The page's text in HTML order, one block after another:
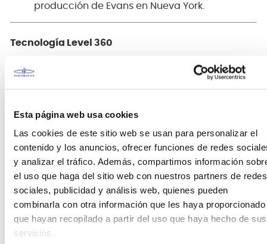
Esta página web usa cookies
Las cookies de este sitio web se usan para personalizar el
contenido y los anuncios, ofrecer funciones de redes
y analizar el tráfico. Además, compartimos información
el uso que haga del sitio web con nuestros partners de redes
sociales, publicidad y análisis web, quienes pueden
combinarla con otra información que les haya proporcionado
que hayan recopilado a partir del uso que haya hecho de sus
servicios.
producción de Evans en Nueva York.
Tecnología Level 360
Los parches Evans con tecnología Level 360
aseguran una adaptación perfecta al aro, lo que
resonancia y expande el rango de afinación. Esta
tecnología también ayuda a obtener una afinación
más consistente y estable, lo que lo hace ideal para
bateristas que necesitan un sonido confiable en
cada golpe.
Aplicaciones y uso
El Evans Hydraulic Tom Drumhead es ideal para
bateristas de rock clásico y otros géneros que